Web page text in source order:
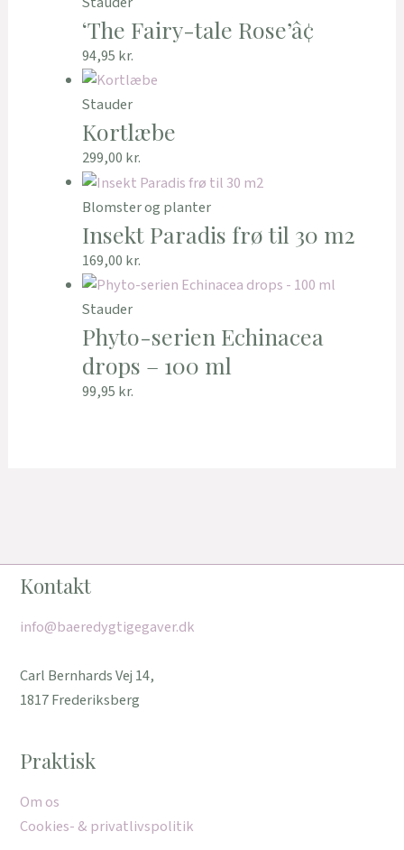
‘The Fairy-tale Rose’â¢
94,95 kr.
Stauder
Kortlæbe
299,00 kr.
Blomster og planter
Insekt Paradis frø til 30 m2
169,00 kr.
Stauder
Phyto-serien Echinacea
drops – 100 ml
99,95 kr.
Kontakt
info@baeredygtigegaver.dk
Carl Bernhards Vej 14,
1817 Frederiksberg
Praktisk
Om os
Cookies- & privatlivspolitik